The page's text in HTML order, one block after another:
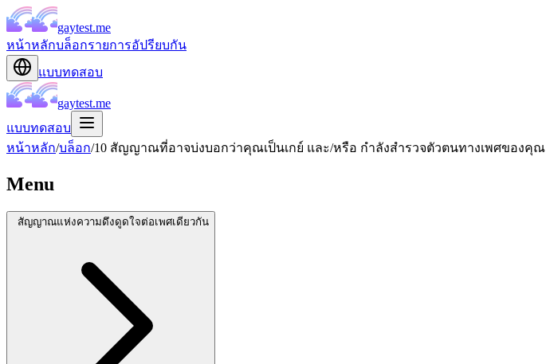
gaytest.me
หน้าหลักบล็อกรายการอัปรียบกัน
แบบทดสอบ
gaytest.me
แบบทดสอบ
หน้าหลัก/บล็อก/10 สัญญาณที่อาจบ่งบอกว่าคุณเป็นเกย์ และ/หรือ กำลังสำรวจตัวตนทางเพศของคุณ
Menu
สัญญาณแห่งความดึงดูดใจต่อเพศเดียวกัน